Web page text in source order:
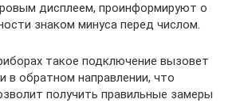
дисплеем, проинформируют о
знаком минуса перед числом.
такое подключение вызовет
в обратном направлении, что
получить правильные замеры